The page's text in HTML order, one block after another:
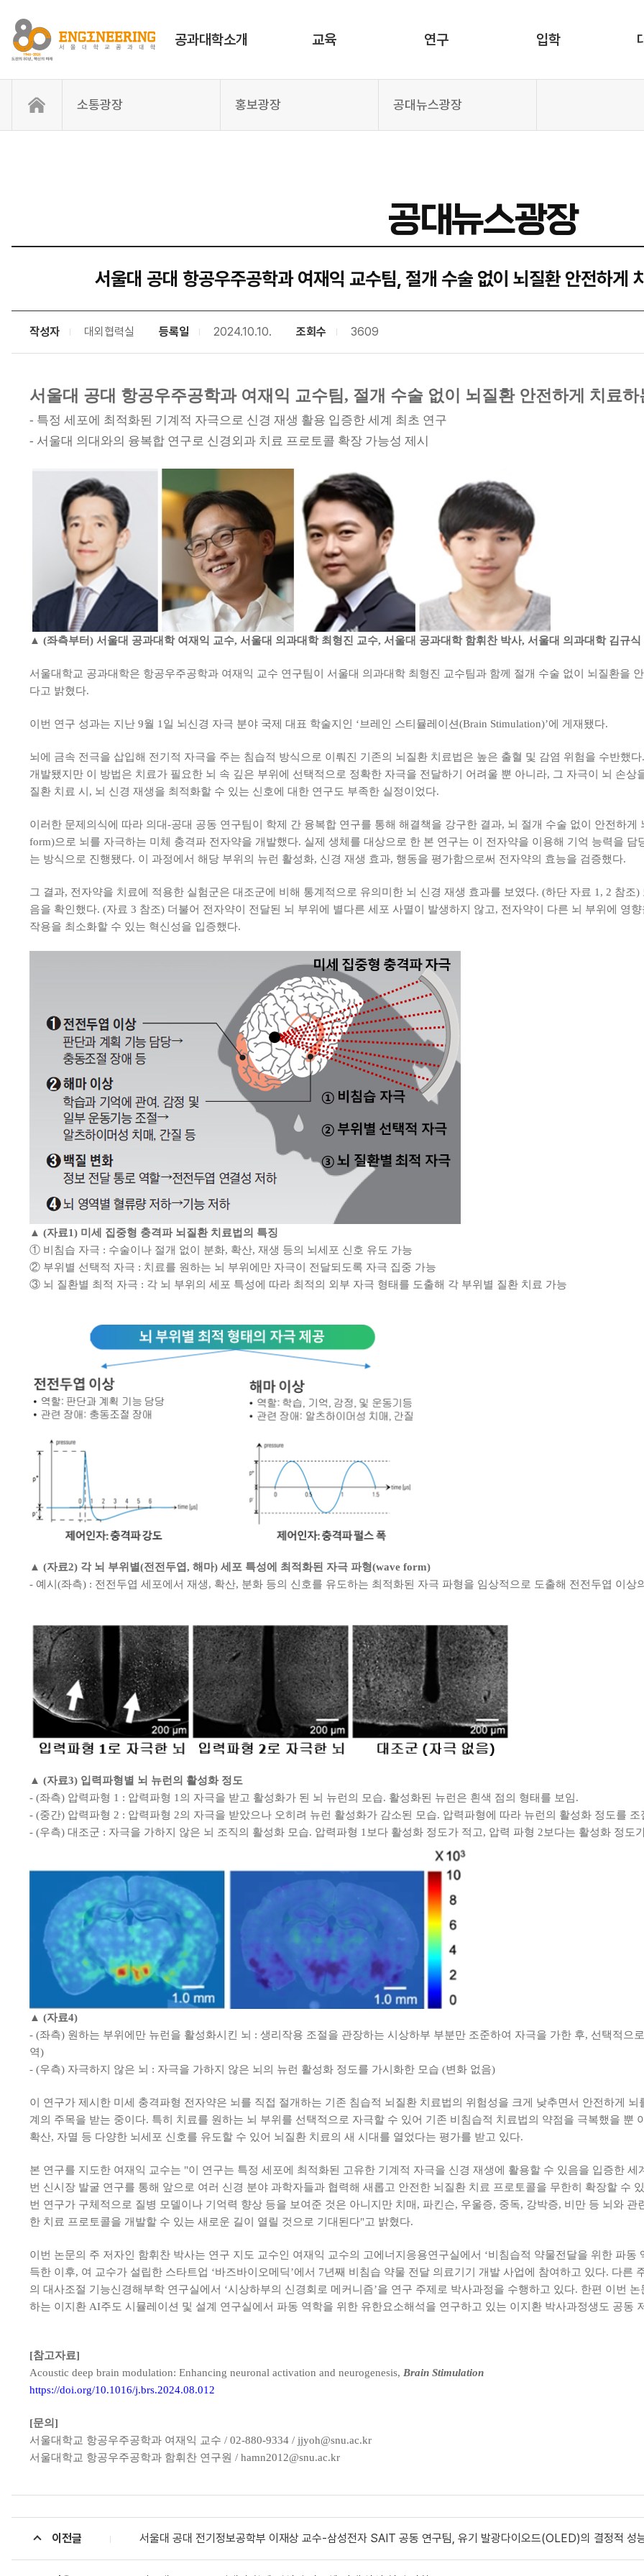
공과대학소개 교육 연구 입학
소통광장 홍보광장 공대뉴스광장
공대뉴스광장
서울대 공대 항공우주공학과 여재익 교수팀, 절개 수술 없이 뇌질환 안전하게
작성자 대외협력실 등록일 2024.10.10. 조회수 3609
서울대 공대 항공우주공학과 여재익 교수팀, 절개 수술 없이 뇌질환 안전하게 치료
- 특정 세포에 최적화된 기계적 자극으로 신경 재생 활용 입증한 세계 최초 연구
- 서울대 의대와의 융복합 연구로 신경외과 치료 프로토콜 확장 가능성 제시
▲ (좌측부터) 서울대 공과대학 여재익 교수, 서울대 의과대학 최형진 교수, 서울대 공과대학 함휘찬 박사, 서울대 의과대학 김규식
서울대학교 공과대학은 항공우주공학과 여재익 교수 연구팀이 서울대 의과대학 최형진 교수팀과 함께 절개 수술 없이 뇌질환을
다고 밝혔다.
이번 연구 성과는 지난 9월 1일 뇌신경 자극 분야 국제 대표 학술지인 ‘브레인 스티뮬레이션(Brain Stimulation)’에 게재됐다.
뇌에 금속 전극을 삽입해 전기적 자극을 주는 침습적 방식으로 이뤄진 기존의 뇌질환 치료법은 높은 출혈 및 감염 위험을 수반했
개발됐지만 이 방법은 치료가 필요한 뇌 속 깊은 부위에 선택적으로 정확한 자극을 전달하기 어려울 뿐 아니라, 그 자극이 뇌 손
질환 치료 시, 뇌 신경 재생을 최적화할 수 있는 신호에 대한 연구도 부족한 실정이었다.
이러한 문제의식에 따라 의대-공대 공동 연구팀이 학제 간 융복합 연구를 통해 해결책을 강구한 결과, 뇌 절개 수술 없이 안전하
form)으로 뇌를 자극하는 미체 충격파 전자약을 개발했다. 실제 생체를 대상으로 한 본 연구는 이 전자약을 이용해 기억 능력을
는 방식으로 진행됐다. 이 과정에서 해당 부위의 뉴런 활성화, 신경 재생 효과, 행동을 평가함으로써 전자약의 효능을 검증했다.
그 결과, 전자약을 치료에 적용한 실험군은 대조군에 비해 통계적으로 유의미한 뇌 신경 재생 효과를 보였다. (하단 자료 1, 2 참
음을 확인했다. (자료 3 참조) 더불어 전자약이 전달된 뇌 부위에 별다른 세포 사멸이 발생하지 않고, 전자약이 다른 뇌 부위에 영
작용을 최소화할 수 있는 혁신성을 입증했다.
▲ (자료1) 미세 집중형 충격파 뇌질환 치료법의 특징
① 비침습 자극 : 수술이나 절개 없이 분화, 확산, 재생 등의 뇌세포 신호 유도 가능
② 부위별 선택적 자극 : 치료를 원하는 뇌 부위에만 자극이 전달되도록 자극 집중 가능
③ 뇌 질환별 최적 자극 : 각 뇌 부위의 세포 특성에 따라 최적의 외부 자극 형태를 도출해 각 부위별 질환 치료 가능
▲ (자료2) 각 뇌 부위별(전전두엽, 해마) 세포 특성에 최적화된 자극 파형(wave form)
- 예시(좌측) : 전전두엽 세포에서 재생, 확산, 분화 등의 신호를 유도하는 최적화된 자극 파형을 임상적으로 도출해 전전두엽 이상
▲ (자료3) 입력파형별 뇌 뉴런의 활성화 정도
- (좌측) 압력파형 1 : 압력파형 1의 자극을 받고 활성화가 된 뇌 뉴런의 모습. 활성화된 뉴런은 흰색 점의 형태를 보임.
- (중간) 압력파형 2 : 압력파형 2의 자극을 받았으나 오히려 뉴런 활성화가 감소된 모습. 압력파형에 따라 뉴런의 활성화 정도를
- (우측) 대조군 : 자극을 가하지 않은 뇌 조직의 활성화 모습. 압력파형 1보다 활성화 정도가 적고, 압력 파형 2보다는 활성화 정도
▲ (자료4)
- (좌측) 원하는 부위에만 뉴런을 활성화시킨 뇌 : 생리작용 조절을 관장하는 시상하부 부분만 조준하여 자극을 가한 후, 선택적으
역)
- (우측) 자극하지 않은 뇌 : 자극을 가하지 않은 뇌의 뉴런 활성화 정도를 가시화한 모습 (변화 없음)
이 연구가 제시한 미세 충격파형 전자약은 뇌를 직접 절개하는 기존 침습적 뇌질환 치료법의 위험성을 크게 낮추면서 안전하게
계의 주목을 받는 중이다. 특히 치료를 원하는 뇌 부위를 선택적으로 자극할 수 있어 기존 비침습적 치료법의 약점을 극복했을 뿐
확산, 자멸 등 다양한 뇌세포 신호를 유도할 수 있어 뇌질환 치료의 새 시대를 열었다는 평가를 받고 있다.
본 연구를 지도한 여재익 교수는 "이 연구는 특정 세포에 최적화된 고유한 기계적 자극을 신경 재생에 활용할 수 있음을 입증한 세
번 신시장 발굴 연구를 통해 앞으로 여러 신경 분야 과학자들과 협력해 새롭고 안전한 뇌질환 치료 프로토콜을 무한히 확장할 수
번 연구가 구체적으로 질병 모델이나 기억력 향상 등을 보여준 것은 아니지만 치매, 파킨슨, 우울증, 중독, 강박증, 비만 등 뇌와
한 치료 프로토콜을 개발할 수 있는 새로운 길이 열릴 것으로 기대된다"고 밝혔다.
이번 논문의 주 저자인 함휘찬 박사는 연구 지도 교수인 여재익 교수의 고에너지응용연구실에서 ‘비침습적 약물전달을 위한 파동
득한 이후, 여 교수가 설립한 스타트업 ‘바즈바이오메딕’에서 7년째 비침습 약물 전달 의료기기 개발 사업에 참여하고 있다. 다른
의 대사조절 기능신경해부학 연구실에서 ‘시상하부의 신경회로 메커니즘’을 연구 주제로 박사과정을 수행하고 있다. 한편 이번
하는 이지환 AI주도 시뮬레이션 및 설계 연구실에서 파동 역학을 위한 유한요소해석을 연구하고 있는 이지환 박사과정생도 공동
[참고자료]
Acoustic deep brain modulation: Enhancing neuronal activation and neurogenesis, Brain Stimulation
https://doi.org/10.1016/j.brs.2024.08.012
[문의]
서울대학교 항공우주공학과 여재익 교수 / 02-880-9334 / jjyoh@snu.ac.kr
서울대학교 항공우주공학과 함휘찬 연구원 / hamn2012@snu.ac.kr
이전글 서울대 공대 전기정보공학부 이재상 교수-삼성전자 SAIT 공동 연구팀, 유기 발광다이오드(OLED)의 결정적 성